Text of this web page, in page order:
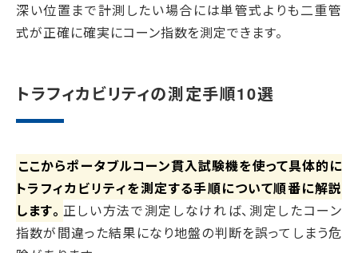
深い位置まで計測したい場合には単管式よりも二重管
式が正確に確実にコーン指数を測定できます。
トラフィカビリティの測定手順10選
ここからポータブルコーン貫入試験機を使って具体的に
トラフィカビリティを測定する手順について順番に解説
します。 正しい方法で測定しなければ、測定したコーン
指数が間違った結果になり地盤の判断を誤ってしまう危